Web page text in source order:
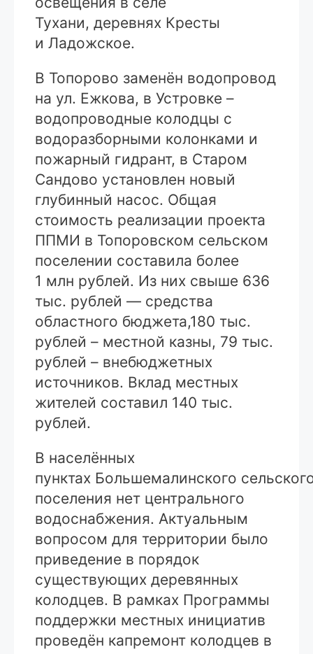
Тухани, деревнях Кресты
и Ладожское.
В Топорово заменён водопровод
на ул. Ежкова, в Устровке –
водопроводные колодцы с
водоразборными колонками и
пожарный гидрант, в Старом
Сандово установлен новый
глубинный насос. Общая
стоимость реализации проекта
ППМИ в Топоровском сельском
поселении составила более
1 млн рублей. Из них свыше 636
тыс. рублей — средства
областного бюджета,180 тыс.
рублей – местной казны, 79 тыс.
рублей – внебюджетных
источников. Вклад местных
жителей составил 140 тыс.
рублей.
В населённых
пунктах Большемалинского
поселения нет центрального
водоснабжения. Актуальным
вопросом для территории было
приведение в порядок
существующих деревянных
колодцев. В рамках Программы
поддержки местных инициатив
проведён капремонт колодцев в